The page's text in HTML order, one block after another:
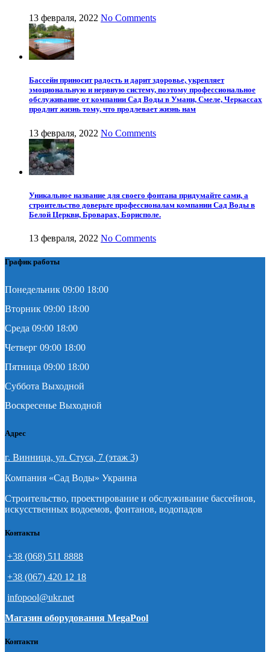
13 февраля, 2022 No Comments
Бассейн приносит радость и дарит здоровье, укрепляет
эмоциональную и нервную систему, поэтому профессиональное
обслуживание от компании Сад Воды в Умани, Смеле, Черкассах
продлит жизнь тому, что продлевает жизнь нам
13 февраля, 2022 No Comments
Уникальное название для своего фонтана придумайте сами, а
строительство доверьте профессионалам компании Сад Воды в
Белой Церкви, Броварах, Борисполе.
13 февраля, 2022 No Comments
График работы
Понедельник 09:00 18:00
Вторник 09:00 18:00
Среда 09:00 18:00
Четверг 09:00 18:00
Пятница 09:00 18:00
Суббота Выходной
Воскресенье Выходной
Адрес
г. Винница, ул. Стуса, 7 (этаж 3)
Компания «Сад Воды» Украина
Строительство, проектирование и обслуживание бассейнов,
искусственных водоемов, фонтанов, водопадов
Контакты
+38 (068) 511 8888
+38 (067) 420 12 18
infopool@ukr.net
Магазин оборудования MegaPool
Контакти